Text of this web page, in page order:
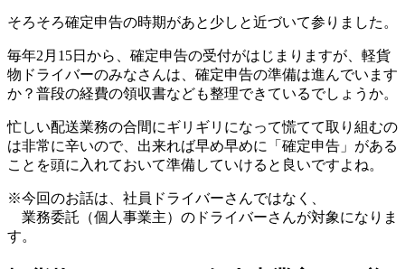
そろそろ確定申告の時期があと少しと近づいて参りました。
毎年2月15日から、確定申告の受付がはじまりますが、軽貨
物ドライバーのみなさんは、確定申告の準備は進んでいます
か？普段の経費の領収書なども整理できているでしょうか。
忙しい配送業務の合間にギリギリになって慌てて取り組むの
は非常に辛いので、出来れば早め早めに「確定申告」がある
ことを頭に入れておいて準備していけると良いですよね。
※今回のお話は、社員ドライバーさんではなく、
業務委託（個人事業主）のドライバーさんが対象になりま
す。